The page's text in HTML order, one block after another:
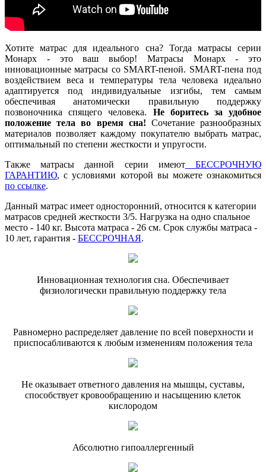
Хотите матрас для идеального сна? Тогда матрасы серии
Монарх - это ваш выбор! Матрасы Монарх - это
инновационные матрасы со SMART-пеной. SMART-пена под
воздействием веса и температуры тела человека идеально
адаптируется под индивидуальные изгибы, тем самым
обеспечивая анатомически правильную поддержку
позвоночника спящего человека. Не боритесь за удобное
положение тела во время сна! Сочетание разнообразных
материалов позволяет каждому покупателю выбрать матрас,
оптимальный по степени жесткости и упругости.
Также матрасы данной серии имеютБЕССРОЧНУЮ
ГАРАНТИЮ, с условиями которой вы можете ознакомиться
по ссылке.
Данный матрас имеет односторонний, относится к категории
матрасов средней жесткости 3/5. Нагрузка на одно спальное
место - 140 кг. Высота матраса - 26 см. Срок службы матраса -
10 лет, гарантия - БЕССРОЧНАЯ.
Инновационная технология сна. Обеспечивает
физиологически правильную поддержку тела
Равномерно распределяет давление по всей поверхности и
приспосабливаются к любым изменениям положения тела
Не оказывает ответного давления на мышцы, суставы,
способствует кровообращению и насыщению клеток
кислородом
Абсолютно гипоаллергенный